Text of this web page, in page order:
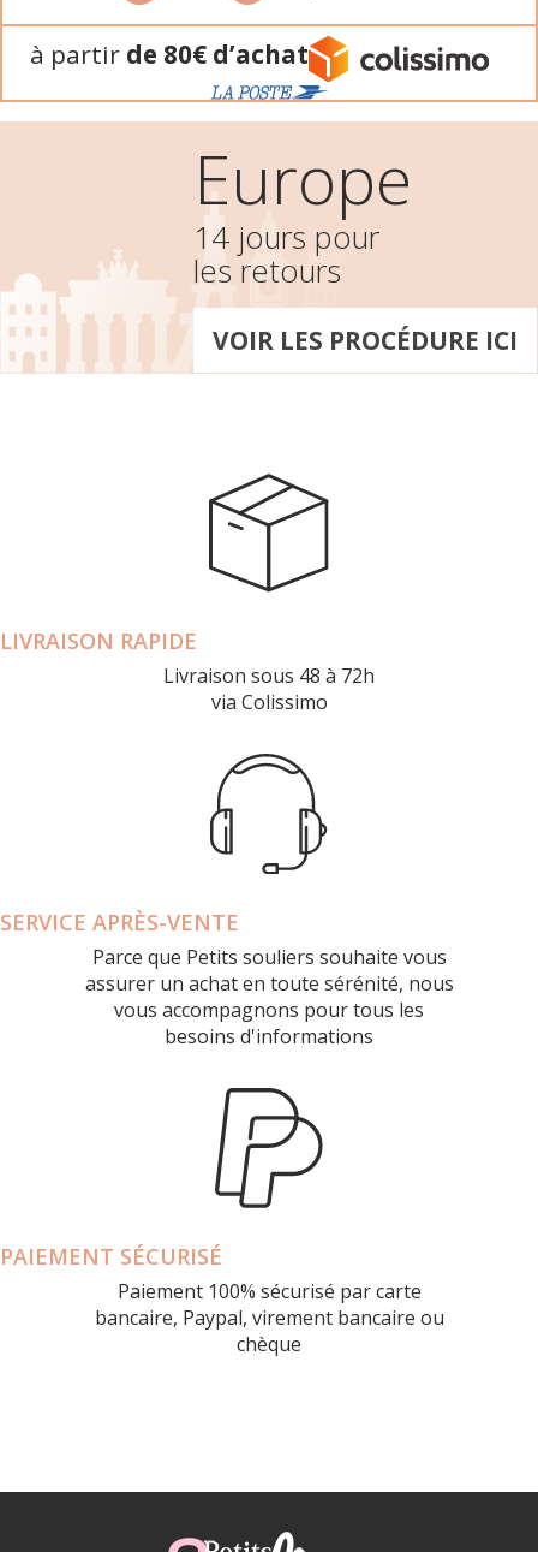
à partir de 80€ d’achat
Europe
14 jours pour
les retours
VOIR LES PROCÉDURE ICI
LIVRAISON RAPIDE
Livraison sous 48 à 72h
via Colissimo
SERVICE APRÈS-VENTE
Parce que Petits souliers souhaite vous
assurer un achat en toute sérénité, nous
vous accompagnons pour tous les
besoins d'informations
PAIEMENT SÉCURISÉ
Paiement 100% sécurisé par carte
bancaire, Paypal, virement bancaire ou
chèque